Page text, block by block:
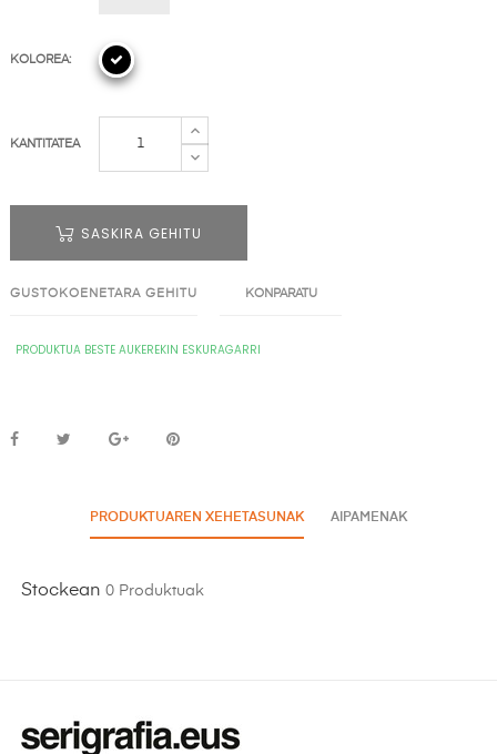
KOLOREA:
KANTITATEA
SASKIRA GEHITU
GUSTOKOENETARA GEHITU KONPARATU
PRODUKTUA BESTE AUKEREKIN ESKURAGARRI
PRODUKTUAREN XEHETASUNAK AIPAMENAK
Stockean 0 Produktuak